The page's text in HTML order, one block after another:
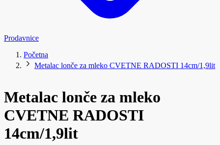
Prodavnice
Početna
Metalac lonče za mleko CVETNE RADOSTI 14cm/1,9lit
Metalac lonče za mleko
CVETNE RADOSTI
14cm/1,9lit